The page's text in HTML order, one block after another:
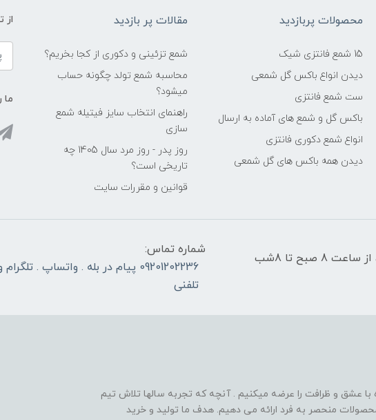
محصولات پربازدید
15 شمع فانتزی شیک
دیدن انواع باکس گل شمعی
ست شمع فانتزی
باکس گل و شمع های آماده به ارسال
انواع شمع دکوری فانتزی
دیدن همه باکس های گل شمعی
مقالات پر بازدید
شمع تزئینی و دکوری از کجا بخریم؟
محاسبه شمع تولد چگونه حساب
میشود؟
راهنمای انتخاب سایز فیتیله شمع
سازی
روز پدر - روز مرد سال 1405 چه
تاریخی است؟
قوانین و مقررات سایت
از
ما
در تمام روزهای کاری و غیر تعطیل ، از ساعت 8 صبح تا 8شب
شماره تماس:
09201202236 پیام در بله . واتساپ .
تلفنی
عشق و ظرافت را عرضه میکنیم . آنچه که تجربه سالها تلاش تیم
منحصر به فرد ارائه می دهیم. هدف ما تولید و خرید